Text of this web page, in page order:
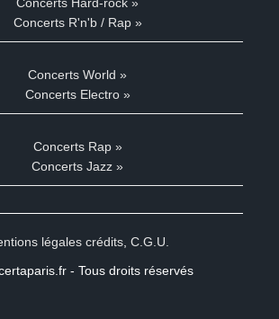
Concerts R'n'b / Rap »
Concerts World »
Concerts Electro »
Concerts Rap »
Concerts Jazz »
légales crédits C.G.U.
- Tous droits réservés